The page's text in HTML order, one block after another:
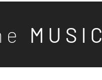
e M U S I C